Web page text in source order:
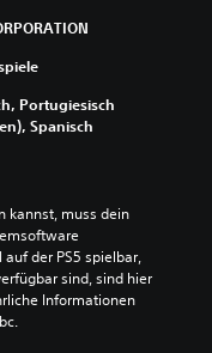
Portugiesisch
Spanisch
kannst, muss dein
der PS5 spielbar,
sind, sind hier
Informationen